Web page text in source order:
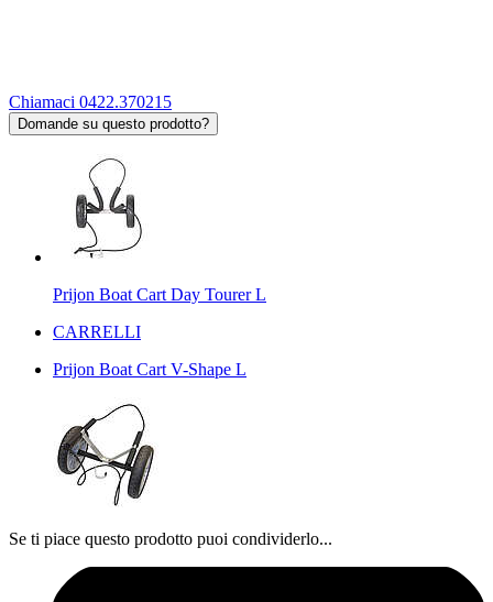
Chiamaci 0422.370215
Domande su questo prodotto?
Prijon Boat Cart Day Tourer L
CARRELLI
Prijon Boat Cart V-Shape L
Se ti piace questo prodotto puoi condividerlo...